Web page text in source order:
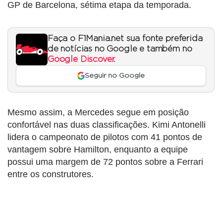
GP de Barcelona, sétima etapa da temporada.
Faça o F1Mania.net sua fonte preferida
de notícias no Google e também no
Google Discover.
Seguir no Google
Mesmo assim, a Mercedes segue em posição
confortável nas duas classificações. Kimi Antonelli
lidera o campeonato de pilotos com 41 pontos de
vantagem sobre Hamilton, enquanto a equipe
possui uma margem de 72 pontos sobre a Ferrari
entre os construtores.